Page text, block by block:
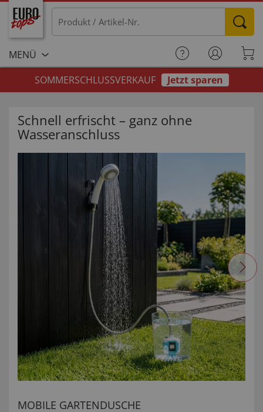
MENÜ
SOMMERSCHLUSSVERKAUF
Jetzt sparen
Schnell erfrischt – ganz ohne
Wasseranschluss
MOBILE GARTENDUSCHE